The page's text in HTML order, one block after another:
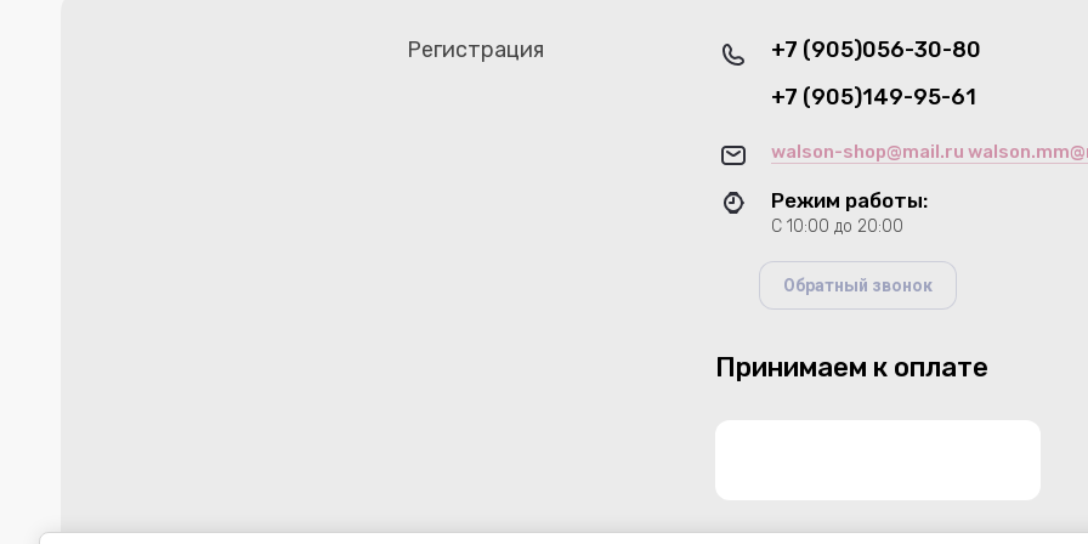
Регистрация
+7 (905)056-30-80
+7 (905)149-95-61
walson-shop@mail.ru
Режим работы:
С 10:00 до 20:00
Обратный звонок
Принимаем к оплате